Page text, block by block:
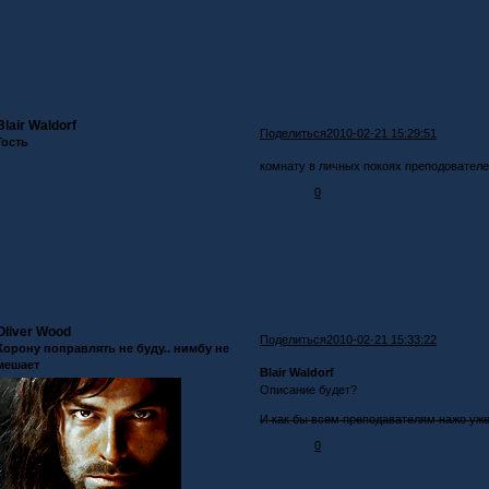
Поделиться2010-02-21 15:29:51
Waldorf
комнату в личных покоях
0
Поделиться2010-02-21 15:33:22
Wood
поправлять не буду.. нимбу не
Blair Waldorf
Описание будет?
И как бы всем преподавателям нажо
0